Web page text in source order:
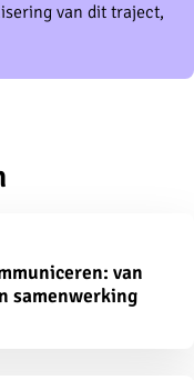
van dit traject,
van
samenwerking